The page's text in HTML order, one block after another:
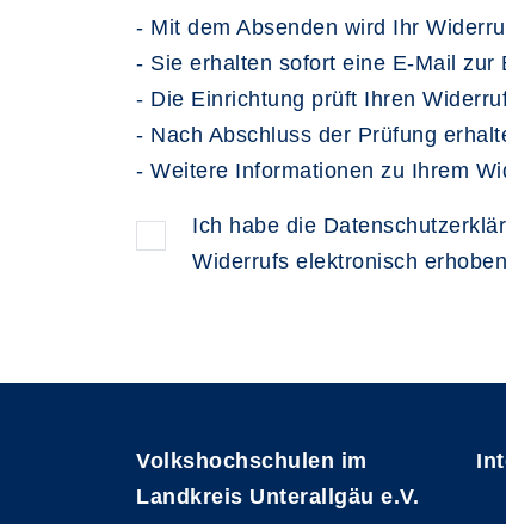
- Mit dem Absenden wird Ihr
- Sie erhalten sofort eine E-Mail zur
- Die Einrichtung prüft Ihren
- Nach Abschluss der Prüfung
- Weitere Informationen zu Ihrem
Ich habe die
Widerrufs elektronisch
Volkshochschulen im
Landkreis Unterallgäu e.V.